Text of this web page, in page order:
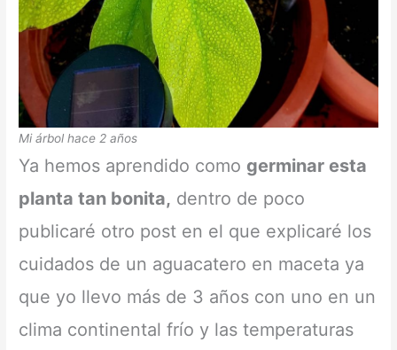
Mi árbol hace 2 años
Ya hemos aprendido como germinar esta
planta tan bonita, dentro de poco
publicaré otro post en el que explicaré los
cuidados de un aguacatero en maceta ya
que yo llevo más de 3 años con uno en un
clima continental frío y las temperaturas